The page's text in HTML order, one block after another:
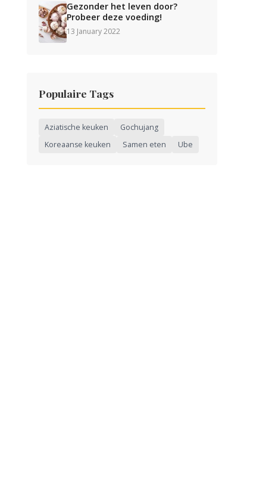
Gezonder het leven door?
Probeer deze voeding!
13 January 2022
Populaire Tags
Aziatische keuken
Gochujang
Koreaanse keuken
Samen eten Ube